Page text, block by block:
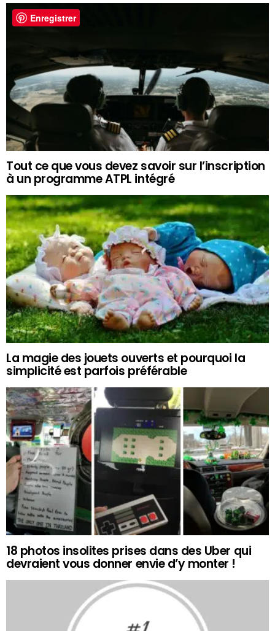
Tout ce que vous devez savoir sur l’inscription
à un programme ATPL intégré
La magie des jouets ouverts et pourquoi la
simplicité est parfois préférable
18 photos insolites prises dans des Uber qui
devraient vous donner envie d’y monter !
Enregistrer